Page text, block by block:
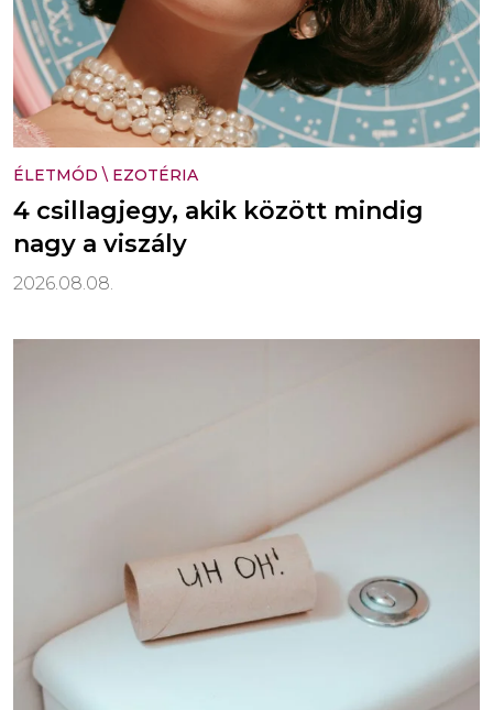
ÉLETMÓD \ EZOTÉRIA
4 csillagjegy, akik között mindig
nagy a viszály
2026.08.08.